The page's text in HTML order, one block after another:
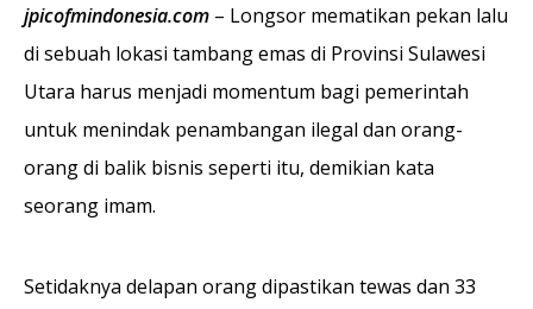
jpicofmindonesia.com – Longsor mematikan pekan lalu
di sebuah lokasi tambang emas di Provinsi Sulawesi
Utara harus menjadi momentum bagi pemerintah
untuk menindak penambangan ilegal dan orang-
orang di balik bisnis seperti itu, demikian kata
seorang imam.
Setidaknya delapan orang dipastikan tewas dan 33